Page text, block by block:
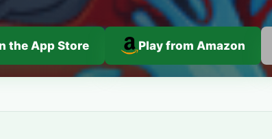
the App Store Play from Amazon